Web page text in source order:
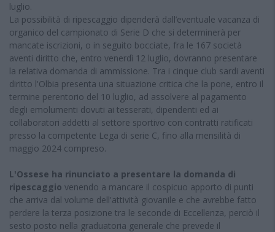
luglio.
La possibilità di ripescaggio dipenderà dall’eventuale vacanza di
organico del campionato di Serie D che si determinerà per
mancate iscrizioni, o in seguito bocciate, fra le 167 società
aventi diritto che, entro venerdì 12 luglio, dovranno presentare
la relativa domanda di ammissione. Tra i cinque club sardi aventi
diritto l'Olbia presenta una situazione critica che la pone, entro il
termine perentorio del 10 luglio, ad assolvere al pagamento
degli emolumenti dovuti ai tesserati, dipendenti ed ai
collaboratori addetti al settore sportivo con contratti ratificati
presso la competente Lega di serie C, fino alla mensilità di
maggio 2024 compreso.
L'Ossese ha rinunciato a presentare la domanda di
ripescaggio venendo a mancare il cospicuo apporto di punti
che arriva dal volume dell'attività giovanile e che avrebbe fatto
perdere la terza posizione tra le seconde di Eccellenza, perciò il
sesto posto nella graduatoria generale che prevede il